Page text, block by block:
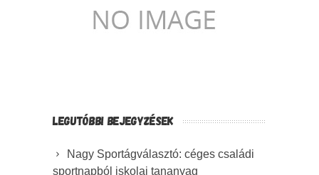
LEGUTÓBBI BEJEGYZÉSEK
Nagy Sportágválasztó: céges családi
sportnapból iskolai tananyag